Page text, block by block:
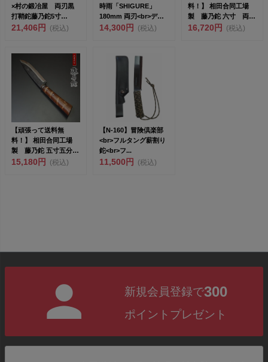
×村の鍛冶屋 両刃黒
打鞘鉈藤乃鉈5寸
150mm＆鹿革ナタケー
21,406円 (税込)
時雨「SHIGURE」
180mm 両刃<br>デ
ザ...
14,300円 (税込)
料！】 相田合同工場
製 藤乃鉈 六寸 両刃
剣型 剣鉈 ～ 藪払い
16,720円 (税込)
【頑張って送料無
料！】 相田合同工場
製 藤乃鉈 五寸五分
両刃剣型 剣鉈 ～ 藪
15,180円 (税込)
【N-160】冒険倶楽部
<br>フルタング薪割り
鉈<br>フ...
11,500円 (税込)
新規会員登録で300
ポイントプレゼント